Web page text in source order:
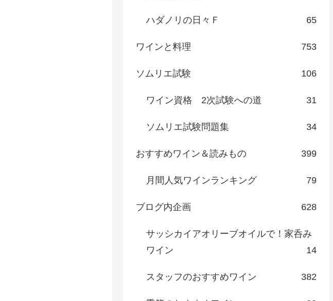
ハダノリの日々Ｆ 65
ワインと料理 753
ソムリエ試験 106
ワイン資格 2次試験への道 31
ソムリエ試験問題集 34
おすすめワイン＆読みもの 399
月間人気ワインランキング 79
ブログ内企画 628
サッシカイアオリーブオイルで！家呑み
ワイン
14
スタッフのおすすめワイン 382